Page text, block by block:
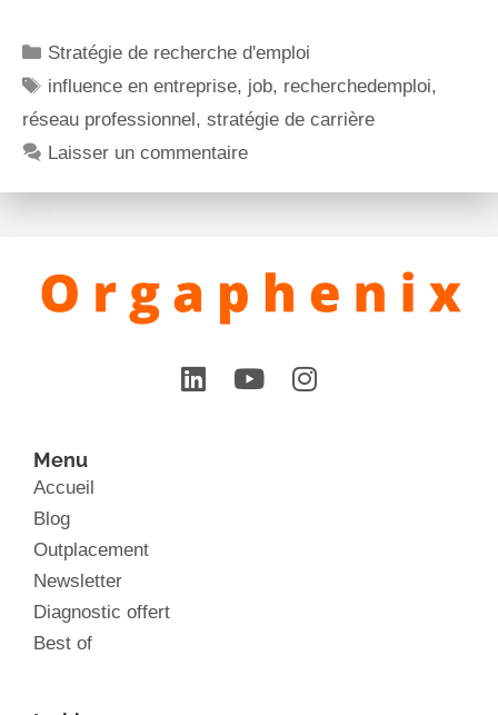
Stratégie de recherche d'emploi
influence en entreprise, job, recherchedemploi,
réseau professionnel, stratégie de carrière
Laisser un commentaire
Menu
Accueil
Blog
Outplacement
Newsletter
Diagnostic offert
Best of